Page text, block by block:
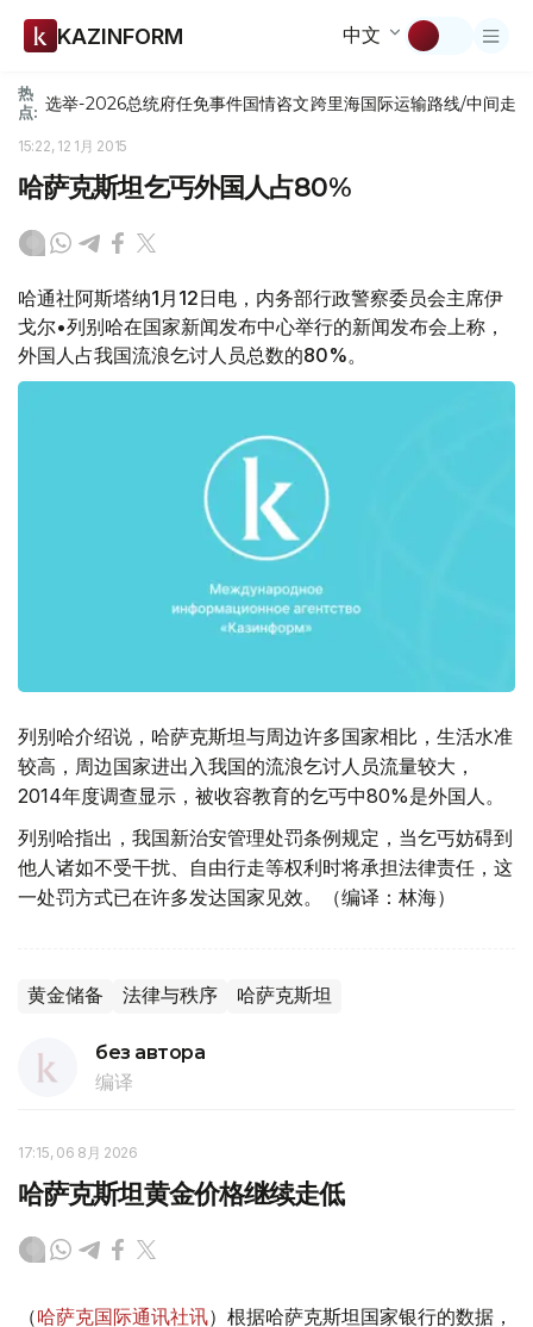
KAZINFORM 中文
热
点: 选举-2026总统府任免事件国情咨文跨里海国际运输路线/中间走廊
15:22, 12 1月 2015
哈萨克斯坦乞丐外国人占80%
哈通社阿斯塔纳1月12日电，内务部行政警察委员会主席伊
戈尔•列别哈在国家新闻发布中心举行的新闻发布会上称，
外国人占我国流浪乞讨人员总数的80%。
列别哈介绍说，哈萨克斯坦与周边许多国家相比，生活水准
较高，周边国家进出入我国的流浪乞讨人员流量较大，
2014年度调查显示，被收容教育的乞丐中80%是外国人。
列别哈指出，我国新治安管理处罚条例规定，当乞丐妨碍到
他人诸如不受干扰、自由行走等权利时将承担法律责任，这
一处罚方式已在许多发达国家见效。（编译：林海）
黄金储备 法律与秩序 哈萨克斯坦
без автора
编译
17:15, 06 8月 2026
哈萨克斯坦黄金价格继续走低
（哈萨克国际通讯社讯）根据哈萨克斯坦国家银行的数据，